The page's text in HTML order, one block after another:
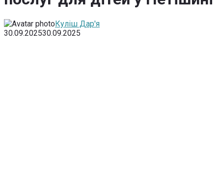
Куліш Дар'я
30.09.202530.09.2025